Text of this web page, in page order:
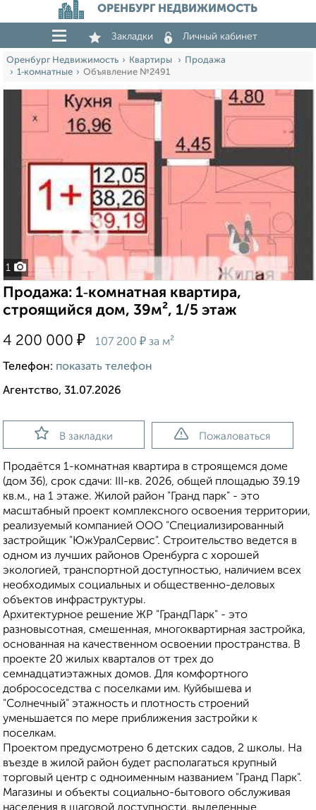
ОРЕНБУРГ НЕДВИЖИМОСТЬ
Закладки Личный кабинет
Оренбург Недвижимость Квартиры
Продажа
1‑комнатные
Объявление №2491
1
Продажа: 1‑комнатная квартира,
строящийся дом, 39м², 1/5 этаж
4 200 000 ₽ 107 200 ₽ за м²
Телефон: показать телефон
Агентство, 31.07.2026
В закладки Пожаловаться
Продаётся 1-комнатная квартира в строящемся доме
(дом 36), срок сдачи: III-кв. 2026, общей площадью 39.19
кв.м., на 1 этаже. Жилой район "Гранд парк" - это
масштабный проект комплексного освоения территории,
реализуемый компанией ООО "Специализированный
застройщик "ЮжУралСервис". Строительство ведется в
одном из лучших районов Оренбурга с хорошей
экологией, транспортной доступностью, наличием всех
необходимых социальных и общественно-деловых
объектов инфраструктуры.
Архитектурное решение ЖР "ГрандПарк" - это
разновысотная, смешенная, многоквартирная застройка,
основанная на качественном освоении пространства. В
проекте 20 жилых кварталов от трех до
семнадцатиэтажных домов. Для комфортного
добрососедства с поселками им. Куйбышева и
"Солнечный" этажность и плотность строений
уменьшается по мере приближения застройки к
поселкам.
Проектом предусмотрено 6 детских садов, 2 школы. На
въезде в жилой район будет располагаться крупный
торговый центр с одноименным названием "Гранд Парк".
Магазины и объекты социально-бытового обслуживая